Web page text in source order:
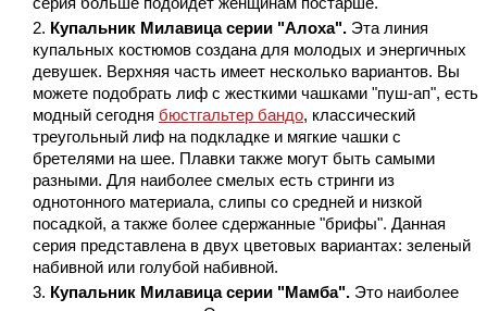
Купальник Милавица серии "Алоха". Эта линия
купальных костюмов создана для молодых и энергичных
девушек. Верхняя часть имеет несколько вариантов. Вы
можете подобрать лиф с жесткими чашками "пуш-ап", есть
модный сегодня бюстгальтер бандо, классический
треугольный лиф на подкладке и мягкие чашки с
бретелями на шее. Плавки также могут быть самыми
разными. Для наиболее смелых есть стринги из
однотонного материала, слипы со средней и низкой
посадкой, а также более сдержанные "брифы". Данная
серия представлена в двух цветовых вариантах: зеленый
набивной или голубой набивной.
Купальник Милавица серии "Мамба". Это наиболее